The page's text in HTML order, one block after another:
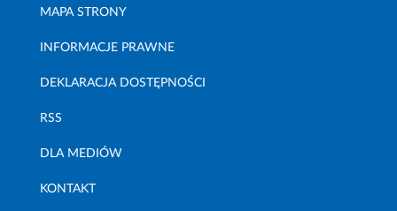
MAPA STRONY
INFORMACJE PRAWNE
DEKLARACJA DOSTĘPNOŚCI
RSS
DLA MEDIÓW
KONTAKT